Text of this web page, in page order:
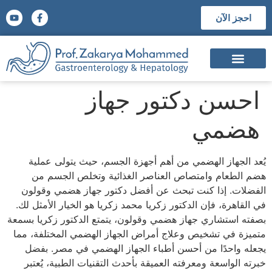
احجز الآن
احسن دكتور جهاز
هضمي
يُعد الجهاز الهضمي من أهم أجهزة الجسم، حيث يتولى عملية
هضم الطعام وامتصاص العناصر الغذائية وتخلص الجسم من
الفضلات. إذا كنت تبحث عن أفضل دكتور جهاز هضمي وقولون
في القاهرة، فإن الدكتور زكريا محمد زكريا هو الخيار الأمثل لك.
بصفته استشاري جهاز هضمي وقولون، يتمتع الدكتور زكريا بسمعة
متميزة في تشخيص وعلاج أمراض الجهاز الهضمي المختلفة، مما
يجعله واحدًا من أحسن أطباء الجهاز الهضمي في مصر. بفضل
خبرته الواسعة ومعرفته العميقة بأحدث التقنيات الطبية، يُعتبر